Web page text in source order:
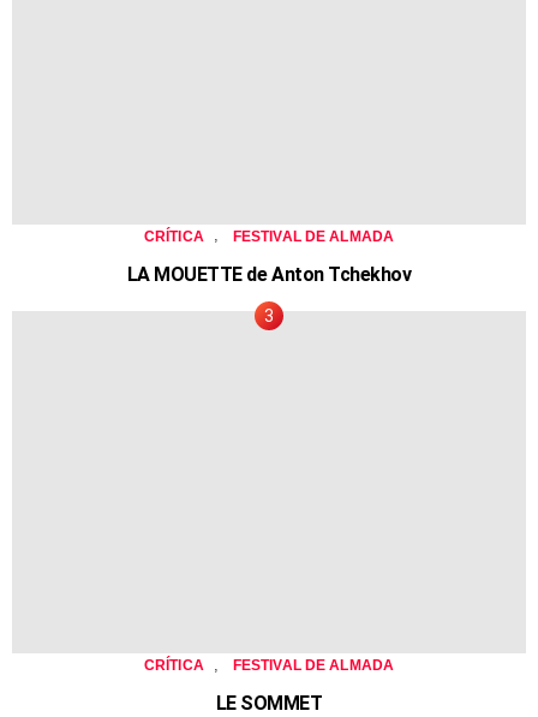
CRÍTICA , FESTIVAL DE ALMADA
LA MOUETTE de Anton Tchekhov
CRÍTICA FESTIVAL DE ALMADA
LE SOMMET